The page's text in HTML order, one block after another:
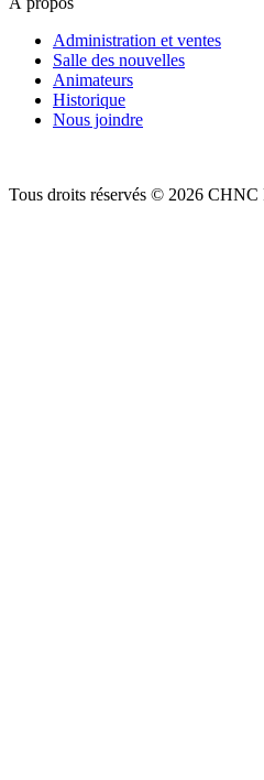
Administration et ventes
Salle des nouvelles
Animateurs
Historique
Nous joindre
Tous droits réservés © 2026 CHNC